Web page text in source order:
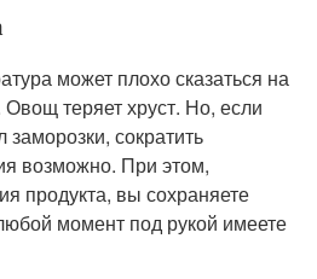
может плохо сказаться на
теряет хруст. Но, если
сократить
возможно. При этом,
продукта, вы сохраняете
момент под рукой имеете